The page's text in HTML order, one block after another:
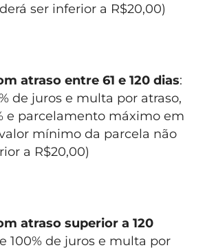
ser inferior a R$20,00)
atraso entre 61 e 120 dias:
de juros e multa por atraso,
e parcelamento máximo em
valor mínimo da parcela não
a R$20,00)
atraso superior a 120
100% de juros e multa por